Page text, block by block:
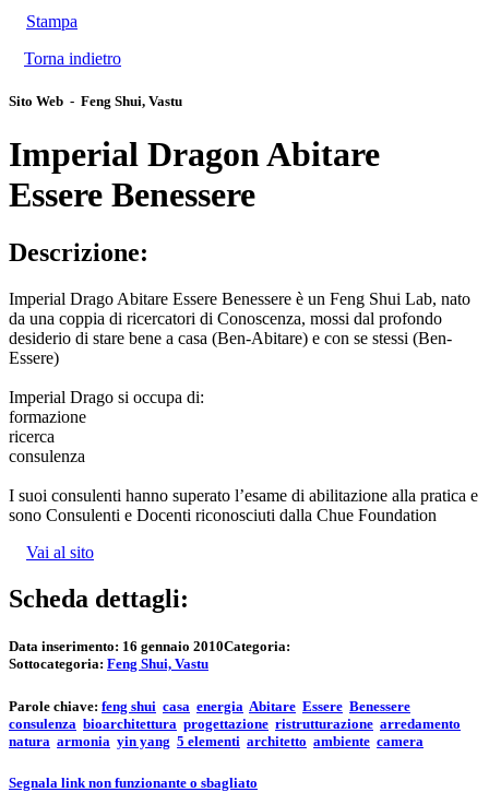
Stampa
Torna indietro
Sito Web - Feng Shui, Vastu
Imperial Dragon Abitare
Essere Benessere
Descrizione:
Imperial Drago Abitare Essere Benessere è un Feng Shui Lab, nato
da una coppia di ricercatori di Conoscenza, mossi dal profondo
desiderio di stare bene a casa (Ben-Abitare) e con se stessi (Ben-
Essere)
Imperial Drago si occupa di:
formazione
ricerca
consulenza
I suoi consulenti hanno superato l’esame di abilitazione alla pratica e
sono Consulenti e Docenti riconosciuti dalla Chue Foundation
Vai al sito
Scheda dettagli:
Data inserimento: 16 gennaio 2010Categoria:
Sottocategoria: Feng Shui, Vastu
Parole chiave: feng shui casa energia Abitare Essere Benessere
consulenza bioarchitettura progettazione ristrutturazione arredamento
natura armonia yin yang 5 elementi architetto ambiente camera
Segnala link non funzionante o sbagliato